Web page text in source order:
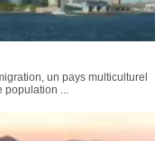
un pays multiculturel
...